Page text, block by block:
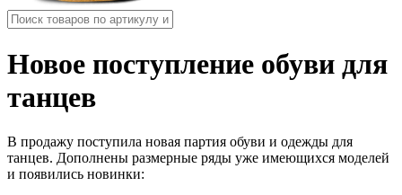
Новое поступление обуви для
танцев
В продажу поступила новая партия обуви и одежды для
танцев. Дополнены размерные ряды уже имеющихся моделей
и появились новинки: